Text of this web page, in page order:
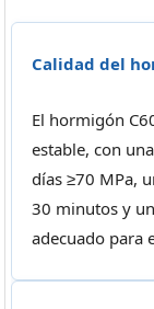
Calidad del
El hormigón
estable, con
días ≥70 MPa,
30 minutos y
adecuado para